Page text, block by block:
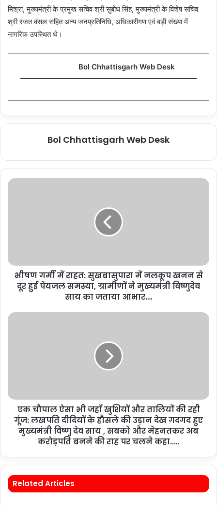
मिश्रा, मुख्यमंत्री के प्रमुख सचिव श्री सुबोध सिंह, मुख्यमंत्री के विशेष सचिव
श्री रजत बंसल सहित अन्य जनप्रतिनिधि, अधिकारीगण एवं बड़ी संख्या में
नागरिक उपस्थित थे।
Bol Chhattisgarh Web Desk
Bol Chhattisgarh Web Desk
भीषण गर्मी में राहत: सुखबासुपारा में नलकूप खनन से
दूर हुई पेयजल समस्या, ग्रामीणों ने मुख्यमंत्री विष्णुदेव
साय का जताया आभार….
एक चौपाल ऐसा भी जहाँ खुशियों और तालियों की रही
गूंज: लखपति दीदियों के हौसले की उड़ान देख गदगद हुए
मुख्यमंत्री विष्णु देव साय , सबको और मेहनतकर अब
करोड़पति बनने की राह पर चलने कहा…..
Related Articles